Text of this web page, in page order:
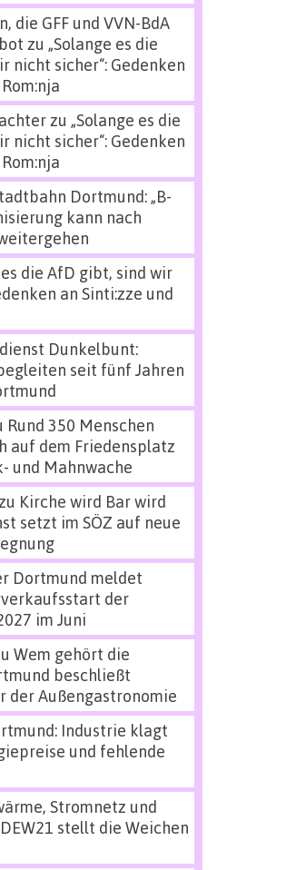
die GFF und VVN-BdA
zu „Solange es die
nicht sicher“: Gedenken
zu „Solange es die
nicht sicher“: Gedenken
Dortmund: „B-
kann nach
es die AfD gibt, sind wir
an Sinti:zze und
Dunkelbunt:
seit fünf Jahren
Rund 350 Menschen
auf dem Friedensplatz
und Mahnwache
Kirche wird Bar wird
setzt im SÖZ auf neue
Dortmund meldet
der
im Juni
Wem gehört die
beschließt
der Außengastronomie
Industrie klagt
und fehlende
Stromnetz und
stellt die Weichen